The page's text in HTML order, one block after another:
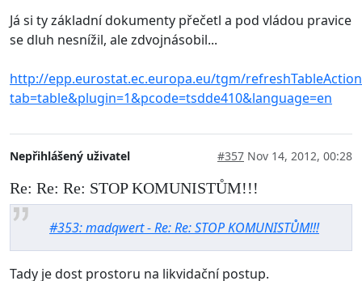
Já si ty základní dokumenty přečetl a pod vládou pravice
se dluh nesnížil, ale zdvojnásobil...
http://epp.eurostat.ec.europa.eu/tgm/
tab=table&plugin=1&pcode=tsdde410&language=en
Nepřihlášený uživatel #357 Nov 14, 2012, 00:28
Re: Re: Re: STOP KOMUNISTŮM!!!
#353: madqwert - Re: Re: STOP KOMUNISTŮM!!!
Tady je dost prostoru na likvidační postup.